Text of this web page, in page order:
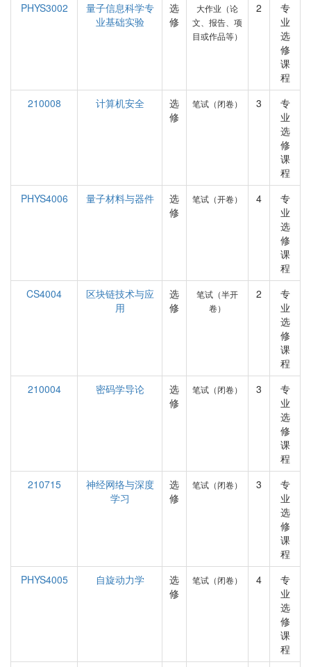
PHYS3002
量子信息科学专
业基础实验
选
修
大作业（论
文、报告、项
目或作品等）
2
专
业
选
修
课
程
210008
计算机安全
选
修
笔试（闭卷） 3
专
业
选
修
课
程
PHYS4006
量子材料与器件
选
修
笔试（开卷） 4
专
业
选
修
课
程
CS4004
区块链技术与应
用
选
修
笔试（半开
卷）
2
专
业
选
修
课
程
210004
密码学导论
选
修
笔试（闭卷） 3
专
业
选
修
课
程
210715
神经网络与深度
学习
选
修
笔试（闭卷） 3
专
业
选
修
课
程
PHYS4005
自旋动力学
选
修
笔试（闭卷） 4
专
业
选
修
课
程